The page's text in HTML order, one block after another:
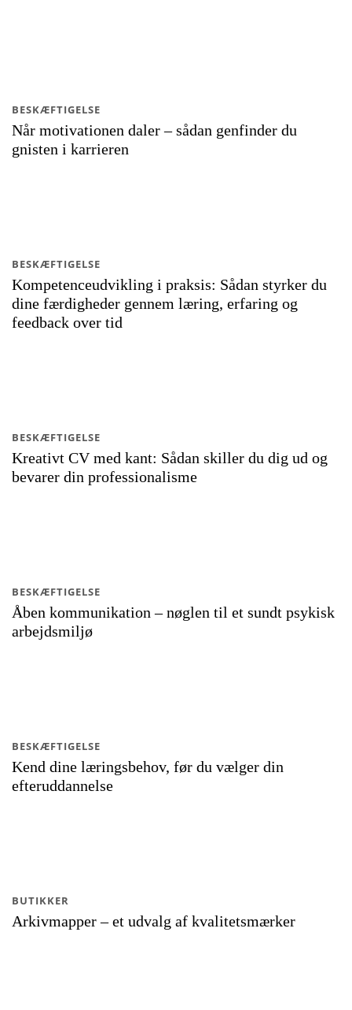
Når motivationen daler – sådan genfinder du
gnisten i karrieren
BESKÆFTIGELSE
Kompetenceudvikling i praksis: Sådan styrker du
dine færdigheder gennem læring, erfaring og
feedback over tid
BESKÆFTIGELSE
Kreativt CV med kant: Sådan skiller du dig ud og
bevarer din professionalisme
BESKÆFTIGELSE
Åben kommunikation – nøglen til et sundt psykisk
arbejdsmiljø
BESKÆFTIGELSE
Kend dine læringsbehov, før du vælger din
efteruddannelse
BESKÆFTIGELSE
Arkivmapper – et udvalg af kvalitetsmærker
BUTIKKER